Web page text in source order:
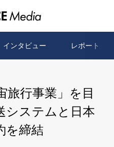
インタビュー レポート
旅行事業」を目
システムと日本
を締結